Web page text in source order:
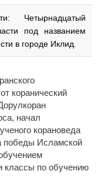
Четырнадцатый
под названием
в городе Иклид.
коранический
начал
корановеда
победы Исламской
классы по обучению